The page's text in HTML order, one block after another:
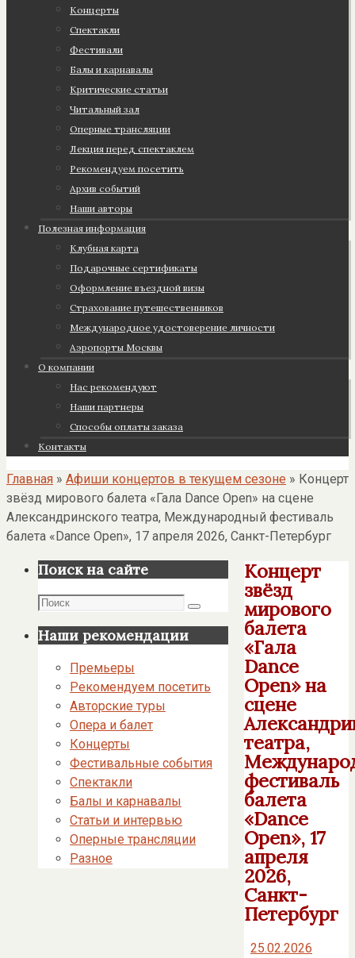
Концерты
Спектакли
Фестивали
Балы и карнавалы
Критические статьи
Читальный зал
Оперные трансляции
Лекция перед спектаклем
Рекомендуем посетить
Архив событий
Наши авторы
Полезная информация
Клубная карта
Подарочные сертификаты
Оформление въездной визы
Страхование путешественников
Международное удостоверение личности
Аэропорты Москвы
О компании
Нас рекомендуют
Наши партнеры
Cпособы оплаты заказа
Контакты
Главная » Афиши концертов в текущем сезоне » Концерт
звёзд мирового балета «Гала Dance Open» на сцене
Александринского театра, Международный фестиваль
балета «Dance Open», 17 апреля 2026, Санкт-Петербург
Концерт
звёзд
мирового
балета
«Гала
Dance
Open» на
сцене
театра,
фестиваль
балета
«Dance
Open», 17
апреля
2026,
Санкт-
Петербург
25.02.2026
Поиск на сайте
Поиск
Поиск
Наши рекомендации
Премьеры
Рекомендуем посетить
Авторские туры
Опера и балет
Концерты
Фестивальные события
Спектакли
Балы и карнавалы
Статьи и интервью
Оперные трансляции
Разное